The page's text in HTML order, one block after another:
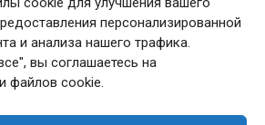
персонализированной
и анализа нашего трафика.
вы соглашаетесь на
файлов cookie.
с мужчиной закончилось
матери: дома я приняла